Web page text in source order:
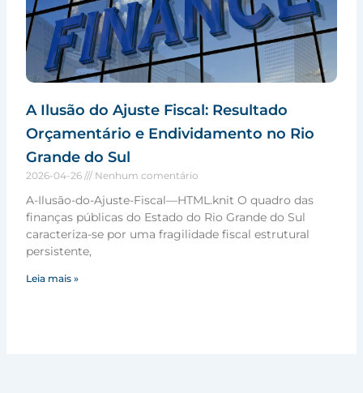
A Ilusão do Ajuste Fiscal: Resultado
Orçamentário e Endividamento no Rio
Grande do Sul
2026-04-26 Nenhum comentário
A-Ilusão-do-Ajuste-Fiscal—HTML.knit O quadro das
finanças públicas do Estado do Rio Grande do Sul
caracteriza-se por uma fragilidade fiscal estrutural
persistente,
Leia mais »